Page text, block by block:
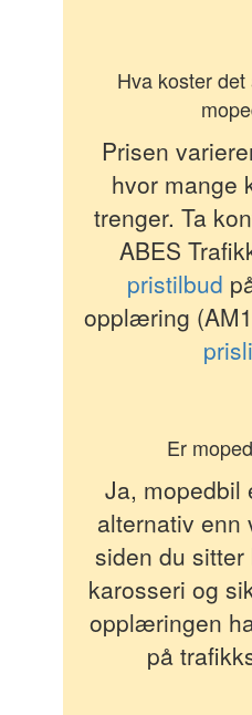
Hva koster
Prisen
hvor mange
trenger. Ta
ABES
pristilbud
opplæring
Er
Ja, mopedbil
alternativ enn
siden du
karosseri og
opplæringen
på